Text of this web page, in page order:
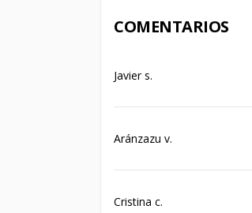
COMENTARIOS
Javier s.
Aránzazu v.
Cristina c.